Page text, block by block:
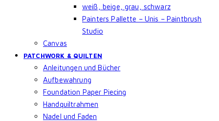
weiß, beige, grau, schwarz
Painters Pallette – Unis – Paintbrush
Studio
Canvas
PATCHWORK & QUILTEN
Anleitungen und Bücher
Aufbewahrung
Foundation Paper Piecing
Handquiltrahmen
Nadel und Faden